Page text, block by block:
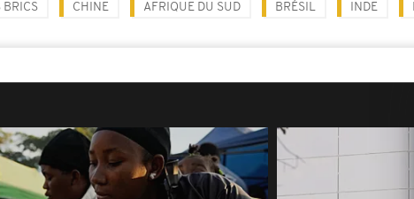
BRICS CHINE AFRIQUE DU SUD BRÉSIL INDE